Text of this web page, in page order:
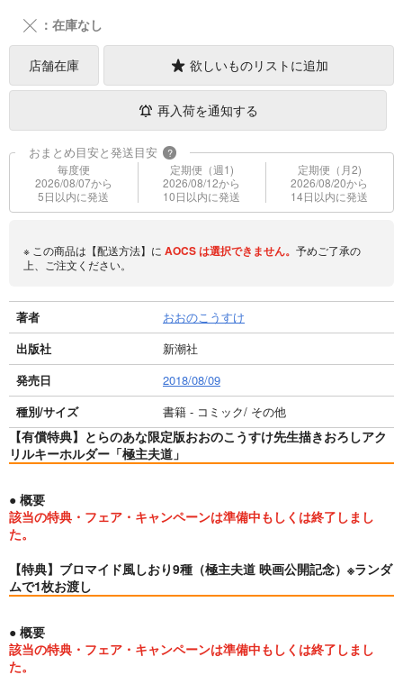
╳ ：在庫なし
店舗在庫 欲しいものリストに追加
再入荷を通知する
おまとめ目安と発送目安 ?
毎度便
2026/08/07から
5日以内に発送
定期便（週1)
2026/08/12から
10日以内に発送
定期便（月2)
2026/08/20から
14日以内に発送
※ この商品は【配送方法】に AOCSは選択できません。 予めご了承の
上、ご注文ください。
著者
おおのこうすけ
出版社
新潮社
発売日
2018/08/09
種別/サイズ
書籍 - コミック/ その他
【有償特典】とらのあな限定版おおのこうすけ先生描きおろしアク
リルキーホルダー「極主夫道」
● 概要
該当の特典・フェア・キャンペーンは準備中もしくは終了しまし
た。
【特典】ブロマイド風しおり9種（極主夫道 映画公開記念）※ランダ
ムで1枚お渡し
● 概要
該当の特典・フェア・キャンペーンは準備中もしくは終了しまし
た。